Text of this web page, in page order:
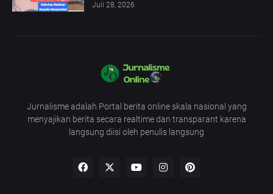
Juli 28, 2026
Jurnalisme adalah Portal berita online skala nasional yang
menyajikan berita secara realtime dan transparant karena
langsung diisi oleh penulis langsung